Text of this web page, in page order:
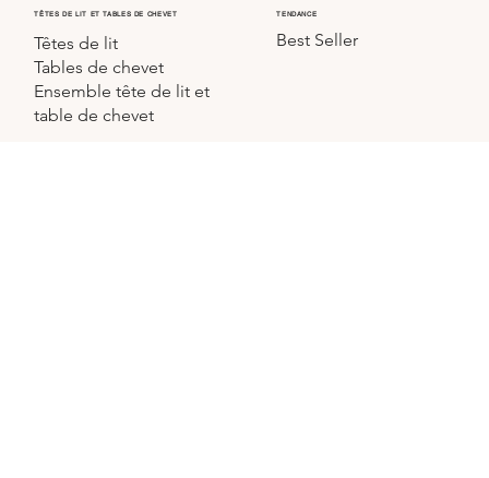
TÊTES DE LIT ET TABLES DE CHEVET
Têtes de lit
Tables de chevet
Ensemble tête de lit et
table de chevet
TENDANCE
Best Seller